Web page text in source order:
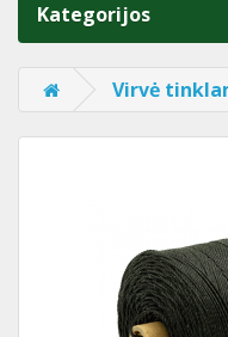
Kategorijos
Virvė